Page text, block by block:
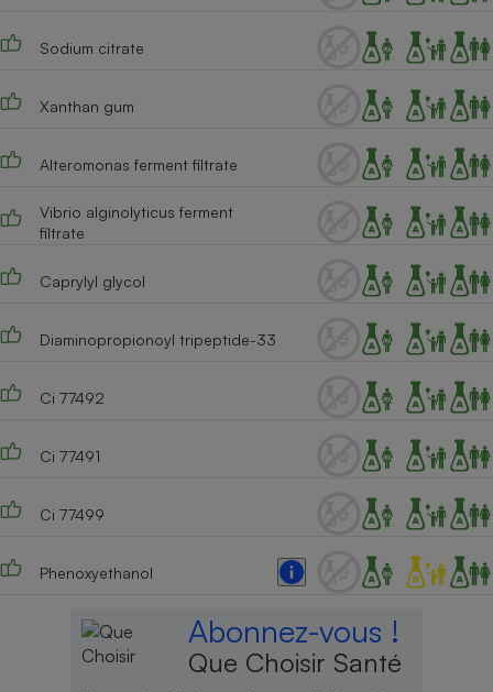
Sodium citrate
Xanthan gum
Alteromonas ferment filtrate
Vibrio alginolyticus ferment
filtrate
Caprylyl glycol
Diaminopropionoyl tripeptide-33
Ci 77492
Ci 77491
Ci 77499
Phenoxyethanol
Abonnez-vous !
Que Choisir Santé